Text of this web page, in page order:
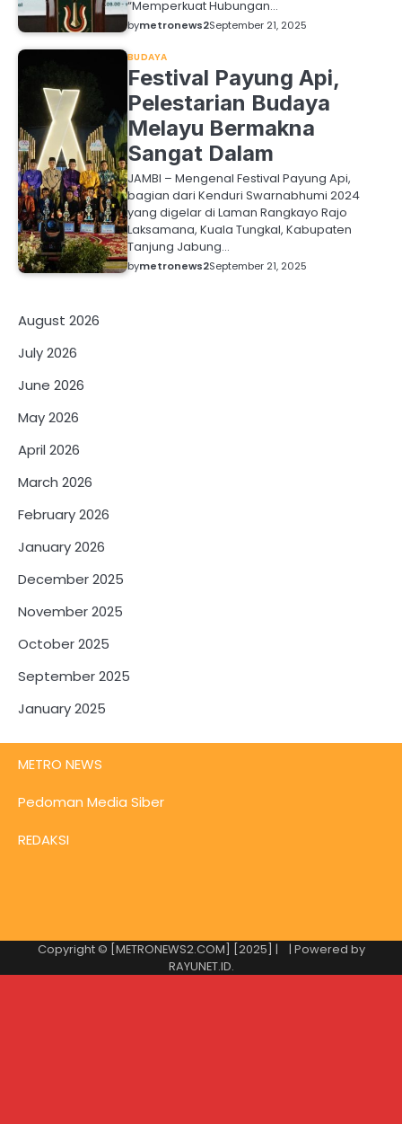
“Memperkuat Hubungan…
bymetronews2September 21, 2025
BUDAYA
Festival Payung Api,
Pelestarian Budaya
Melayu Bermakna
Sangat Dalam
JAMBI – Mengenal Festival Payung Api,
bagian dari Kenduri Swarnabhumi 2024
yang digelar di Laman Rangkayo Rajo
Laksamana, Kuala Tungkal, Kabupaten
Tanjung Jabung…
bymetronews2September 21, 2025
August 2026
July 2026
June 2026
May 2026
April 2026
March 2026
February 2026
January 2026
December 2025
November 2025
October 2025
September 2025
January 2025
METRO NEWS
Pedoman Media Siber
REDAKSI
Copyright © [METRONEWS2.COM] [2025] |
| Powered by
RAYUNET.ID.